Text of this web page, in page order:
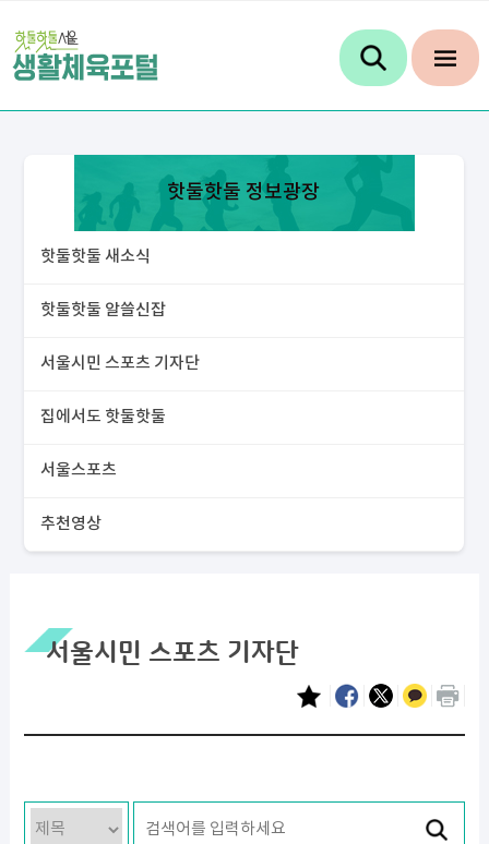
핫둘핫둘 정보광장
핫둘핫둘 새소식
핫둘핫둘 알쓸신잡
서울시민 스포츠 기자단
집에서도 핫둘핫둘
서울스포츠
추천영상
서울시민 스포츠 기자단